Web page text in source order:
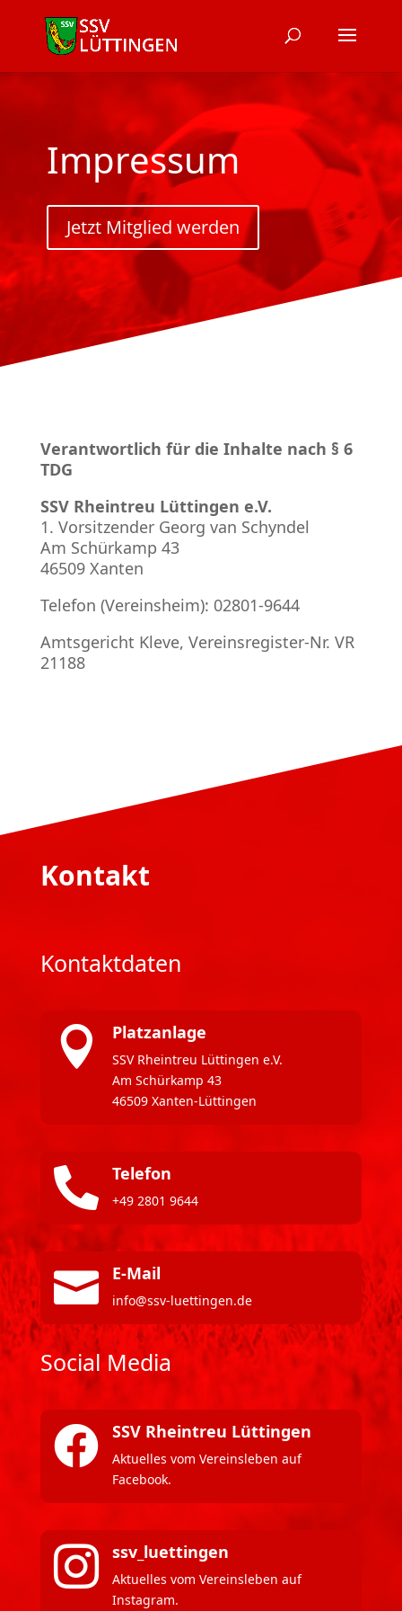
Impressum
Jetzt Mitglied werden
Verantwortlich für die Inhalte nach § 6
TDG
SSV Rheintreu Lüttingen e.V.
1. Vorsitzender Georg van Schyndel
Am Schürkamp 43
46509 Xanten
Telefon (Vereinsheim): 02801-9644
Amtsgericht Kleve, Vereinsregister-Nr. VR
21188
Kontakt
Kontaktdaten
 Platzanlage
SSV Rheintreu Lüttingen e.V.
Am Schürkamp 43
46509 Xanten-Lüttingen
 Telefon
+49 2801 9644
 E-Mail
info@ssv-luettingen.de
Social Media
 SSV Rheintreu Lüttingen
Aktuelles vom Vereinsleben auf
Facebook.
 ssv_luettingen
Aktuelles vom Vereinsleben auf
Instagram.